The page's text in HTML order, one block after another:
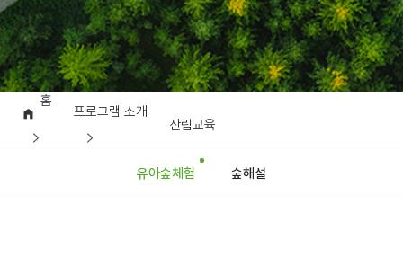
홈
프로그램 소개
산림교육
유아숲체험 숲해설